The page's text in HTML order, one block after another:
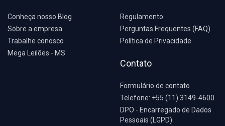
Conheça nosso Blog
Sobre a empresa
Trabalhe conosco
Mega Leilões - MS
Regulamento
Perguntas Frequentes (FAQ)
Política de Privacidade
Contato
Formulário de contato
Telefone: +55 (11) 3149-4600
DPO - Encarregado de Dados
Pessoais (LGPD)